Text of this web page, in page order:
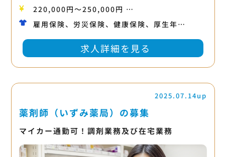
220,000円〜250,000円 …
雇用保険、労災保険、健康保険、厚生年…
求人詳細を見る
2025.07.14up
薬剤師（いずみ薬局）の募集
マイカー通勤可！調剤業務及び在宅業務